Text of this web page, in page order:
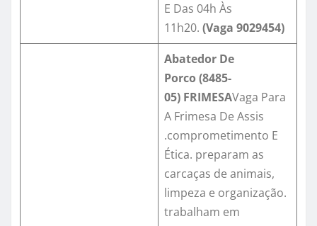
E Das 04h Às
11h20. (Vaga 9029454)
Abatedor De
Porco (8485-
05) FRIMESAVaga Para
A Frimesa De Assis
.comprometimento E
Ética. preparam as
carcaças de animais,
limpeza e organização.
trabalham em